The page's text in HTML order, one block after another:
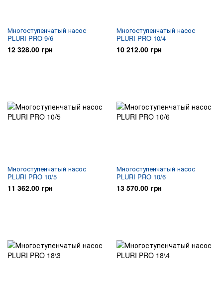
Многоступенчатый насос
PLURI PRO 9/6
12 328.00 грн
Многоступенчатый насос
PLURI PRO 10/4
10 212.00 грн
Многоступенчатый насос
PLURI PRO 10/5
11 362.00 грн
Многоступенчатый насос
PLURI PRO 10/6
13 570.00 грн